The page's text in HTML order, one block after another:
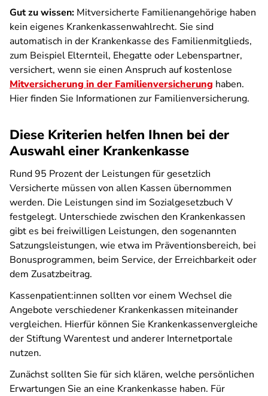
Gut zu wissen: Mitversicherte Familienangehörige haben
kein eigenes Krankenkassenwahlrecht. Sie sind
automatisch in der Krankenkasse des Familienmitglieds,
zum Beispiel Elternteil, Ehegatte oder Lebenspartner,
versichert, wenn sie einen Anspruch auf kostenlose
Mitversicherung in der Familienversicherung haben.
Hier finden Sie Informationen zur Familienversicherung.
Diese Kriterien helfen Ihnen bei der
Auswahl einer Krankenkasse
Rund 95 Prozent der Leistungen für gesetzlich
Versicherte müssen von allen Kassen übernommen
werden. Die Leistungen sind im Sozialgesetzbuch V
festgelegt. Unterschiede zwischen den Krankenkassen
gibt es bei freiwilligen Leistungen, den sogenannten
Satzungsleistungen, wie etwa im Präventionsbereich, bei
Bonusprogrammen, beim Service, der Erreichbarkeit oder
dem Zusatzbeitrag.
Kassenpatient:innen sollten vor einem Wechsel die
Angebote verschiedener Krankenkassen miteinander
vergleichen. Hierfür können Sie Krankenkassenvergleiche
der Stiftung Warentest und anderer Internetportale
nutzen.
Zunächst sollten Sie für sich klären, welche persönlichen
Erwartungen Sie an eine Krankenkasse haben. Für